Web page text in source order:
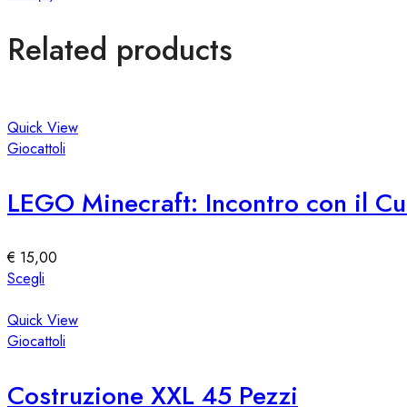
Related products
Quick View
Giocattoli
LEGO Minecraft: Incontro con il
€ 15,00
Scegli
ha
più
opzioni
Quick View
Giocattoli
Costruzione XXL 45 Pezzi